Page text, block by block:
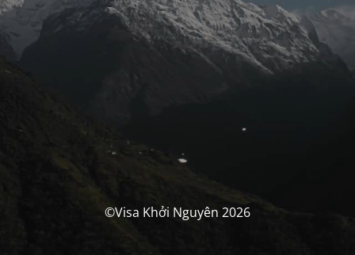
©Visa Khởi Nguyên 2026